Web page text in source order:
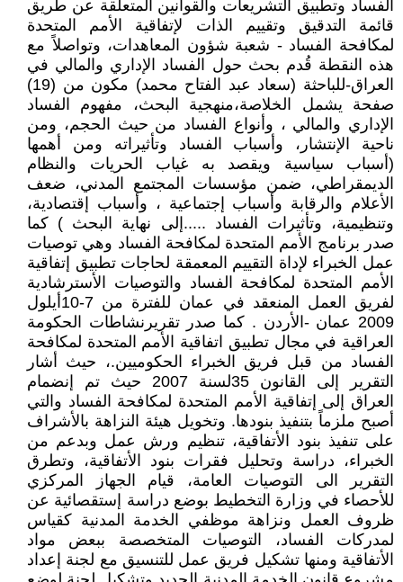
الفساد وتطبيق التشريعات والقوانين المتعلقة عن طريق
قائمة التدقيق وتقييم الذات لإتفاقية الأمم المتحدة
لمكافحة الفساد - شعبة شؤون المعاهدات، وتواصلاً مع
هذه النقطة قُدم بحث حول الفساد الإداري والمالي في
العراق-للباحثة (سعاد عبد الفتاح محمد) مكون من (19)
صفحة يشمل الخلاصة،منهجية البحث، مفهوم الفساد
الإداري والمالي ، وأنواع الفساد من حيث الحجم، ومن
ناحية الإنتشار، وأسباب الفساد وتأثيراته ومن أهمها
(أسباب سياسية ويقصد به غياب الحريات والنظام
الديمقراطي، ضمن مؤسسات المجتمع المدني، ضعف
الأعلام والرقابة وأسباب إجتماعية ، وأسباب إقتصادية،
وتنظيمية، وتأثيرات الفساد .....إلى نهاية البحث ) كما
صدر برنامج الأمم المتحدة لمكافحة الفساد وهي توصيات
عمل الخبراء لإداة التقييم المعمقة لحاجات تطبيق إتفاقية
الأمم المتحدة لمكافحة الفساد والتوصيات الأسترشادية
لفريق العمل المنعقد في عمان للفترة من 7-10أيلول
2009 عمان -الأردن . كما صدر تقريرنشاطات الحكومة
العراقية في مجال تطبيق اتفاقية الأمم المتحدة لمكافحة
الفساد من قبل فريق الخبراء الحكوميين.، حيث أشار
التقرير إلى القانون 35لسنة 2007 حيث تم إنضمام
العراق إلى إتفاقية الأمم المتحدة لمكافحة الفساد والتي
أصبح ملزماً بتنفيذ بنودها. وتخويل هيئة النزاهة بالأشراف
على تنفيذ بنود الأتفاقية، تنظيم ورش عمل وبدعم من
الخبراء، دراسة وتحليل فقرات بنود الأتفاقية، وتطرق
التقرير الى التوصيات العامة، قيام الجهاز المركزي
للأحصاء في وزارة التخطيط بوضع دراسة إستقصائية عن
ظروف العمل ونزاهة موظفي الخدمة المدنية كقياس
لمدركات الفساد، التوصيات المتخصصة ببعض مواد
الأتفاقية ومنها تشكيل فريق عمل للتنسيق مع لجنة إعداد